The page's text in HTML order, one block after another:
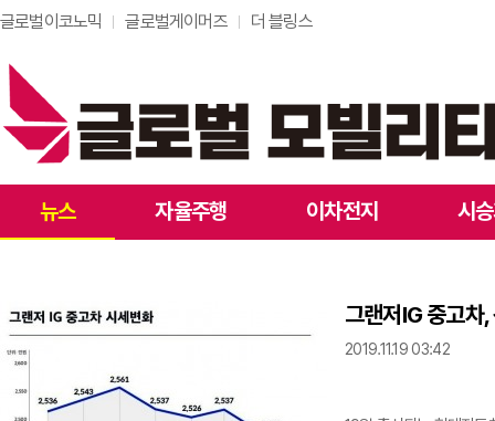
글로벌이코노믹 글로벌게이머즈 더 블링스
뉴스 자율주행 이차전지 시
그랜저IG 중고차
2019.11.19 03:42